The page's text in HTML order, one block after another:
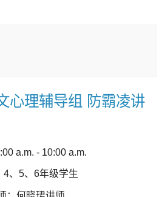
心理辅导组 防霸凌讲
a.m. - 10:00 a.m.
4、5、6年级学生